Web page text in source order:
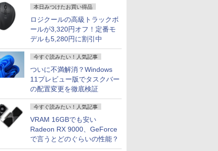
本日みつけたお買い得品
ロジクールの高級トラックボ
ールが3,320円オフ！定番モ
デルも5,280円に割引中
今すぐ読みたい！人気記事
ついに不満解消？Windows
11プレビュー版でタスクバー
の配置変更を徹底検証
今すぐ読みたい！人気記事
VRAM 16GBでも安い
Radeon RX 9000、GeForce
で言うとどのぐらいの性能？
定クーポン＆P5
古 パソコン 中
パソコン Office
キー DVD 初心
ーク サポート充
サポート
7
NEC PC-TL103KAL
LAVIE Tab Lite 10.1型
4GB/64GB/WiFi/ポーラブ
ルー PCTL103KAL
￥33,647
G83 第11世代 Core i5 メ
モリ16GB SSD256GB
13.3インチフルHD
￥33,900
能デスクトップパソコン Dell 27 オールインワン EC27250 パールホワイト AD79-